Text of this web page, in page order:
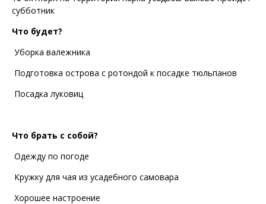
субботник
Что будет?
Уборка валежника
Подготовка острова с ротондой к посадке тюльпанов
Посадка луковиц
Что брать с собой?
Одежду по погоде
Кружку для чая из усадебного самовара
Хорошее настроение